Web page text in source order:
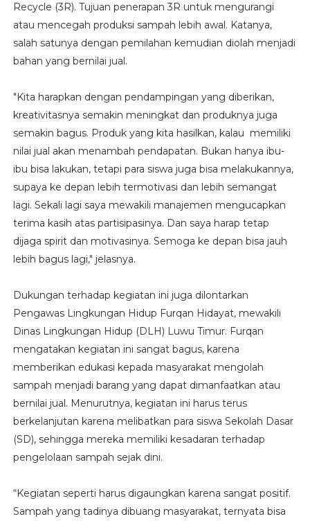
Recycle (3R). Tujuan penerapan 3R untuk mengurangi
atau mencegah produksi sampah lebih awal. Katanya,
salah satunya dengan pemilahan kemudian diolah menjadi
bahan yang bernilai jual.
"Kita harapkan dengan pendampingan yang diberikan,
kreativitasnya semakin meningkat dan produknya juga
semakin bagus. Produk yang kita hasilkan, kalau memiliki
nilai jual akan menambah pendapatan. Bukan hanya ibu-
ibu bisa lakukan, tetapi para siswa juga bisa melakukannya,
supaya ke depan lebih termotivasi dan lebih semangat
lagi. Sekali lagi saya mewakili manajemen mengucapkan
terima kasih atas partisipasinya. Dan saya harap tetap
dijaga spirit dan motivasinya. Semoga ke depan bisa jauh
lebih bagus lagi," jelasnya.
Dukungan terhadap kegiatan ini juga dilontarkan
Pengawas Lingkungan Hidup Furqan Hidayat, mewakili
Dinas Lingkungan Hidup (DLH) Luwu Timur. Furqan
mengatakan kegiatan ini sangat bagus, karena
memberikan edukasi kepada masyarakat mengolah
sampah menjadi barang yang dapat dimanfaatkan atau
bernilai jual. Menurutnya, kegiatan ini harus terus
berkelanjutan karena melibatkan para siswa Sekolah Dasar
(SD), sehingga mereka memiliki kesadaran terhadap
pengelolaan sampah sejak dini.
“Kegiatan seperti harus digaungkan karena sangat positif.
Sampah yang tadinya dibuang masyarakat, ternyata bisa